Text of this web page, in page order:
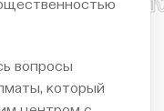
вопросы
который